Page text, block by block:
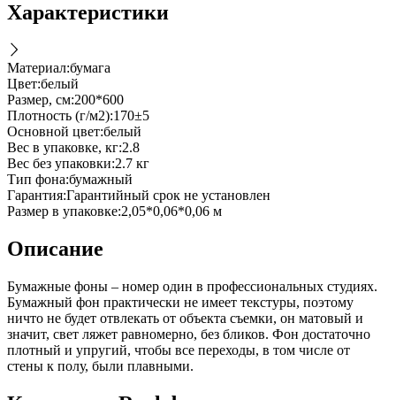
Характеристики
Материал:бумага
Цвет:белый
Размер, см:200*600
Плотность (г/м2):170±5
Основной цвет:белый
Вес в упаковке, кг:2.8
Вес без упаковки:2.7 кг
Тип фона:бумажный
Гарантия:Гарантийный срок не установлен
Размер в упаковке:2,05*0,06*0,06 м
Описание
Бумажные фоны – номер один в профессиональных студиях.
Бумажный фон практически не имеет текстуры, поэтому
ничто не будет отвлекать от объекта съемки, он матовый и
значит, свет ляжет равномерно, без бликов. Фон достаточно
плотный и упругий, чтобы все переходы, в том числе от
стены к полу, были плавными.